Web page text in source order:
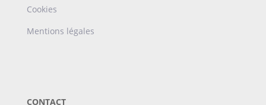
Cookies
Mentions légales
CONTACT